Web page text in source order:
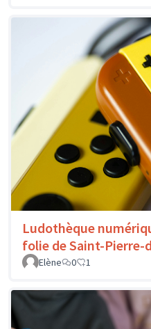
Ludothèque
folie de Saint-Pierre-
Elène
0 1